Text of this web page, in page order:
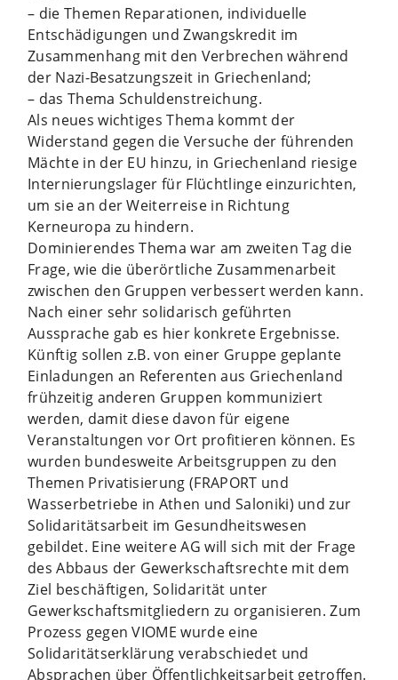
– die Themen Reparationen, individuelle
Entschädigungen und Zwangskredit im
Zusammenhang mit den Verbrechen während
der Nazi-Besatzungszeit in Griechenland;
– das Thema Schuldenstreichung.
Als neues wichtiges Thema kommt der
Widerstand gegen die Versuche der führenden
Mächte in der EU hinzu, in Griechenland riesige
Internierungslager für Flüchtlinge einzurichten,
um sie an der Weiterreise in Richtung
Kerneuropa zu hindern.
Dominierendes Thema war am zweiten Tag die
Frage, wie die überörtliche Zusammenarbeit
zwischen den Gruppen verbessert werden kann.
Nach einer sehr solidarisch geführten
Aussprache gab es hier konkrete Ergebnisse.
Künftig sollen z.B. von einer Gruppe geplante
Einladungen an Referenten aus Griechenland
frühzeitig anderen Gruppen kommuniziert
werden, damit diese davon für eigene
Veranstaltungen vor Ort profitieren können. Es
wurden bundesweite Arbeitsgruppen zu den
Themen Privatisierung (FRAPORT und
Wasserbetriebe in Athen und Saloniki) und zur
Solidaritätsarbeit im Gesundheitswesen
gebildet. Eine weitere AG will sich mit der Frage
des Abbaus der Gewerkschaftsrechte mit dem
Ziel beschäftigen, Solidarität unter
Gewerkschaftsmitgliedern zu organisieren. Zum
Prozess gegen VIOME wurde eine
Solidaritätserklärung verabschiedet und
Absprachen über Öffentlichkeitsarbeit getroffen.